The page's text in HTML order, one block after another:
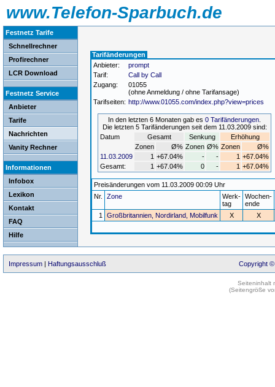
www.Telefon-Sparbuch.de
Festnetz Tarife
Schnellrechner
Profirechner
LCR Download
Festnetz Service
Anbieter
Tarife
Nachrichten
Vanity Rechner
Informationen
Infobox
Lexikon
Kontakt
FAQ
Hilfe
Tarifänderungen
Anbieter:
prompt
Tarif:
Call by Call
Zugang:
01055
(ohne Anmeldung / ohne Tarifansage)
Tarifseiten: http://www.01055.com/index.php?view=prices
In den letzten 6 Monaten gab es 0 Tarifänderungen
Die letzten 5 Tarifänderungen seit dem 11.03.2009 sind:
Datum
Gesamt Senkung
Erhöhung
Zonen
Ø% Zonen Ø% Zonen
Ø%
11.03.2009
1 +67.04% - - 1 +67.04%
Gesamt:
1 +67.04% 0 - 1 +67.04%
Preisänderungen vom 11.03.2009 00:09 Uhr
Nr.
Zone
Werk-
tag
Wochen-
ende
1
Großbritannien, Nordirland, Mobilfunk X X
Impressum | Haftungsausschluß Copyright ©
Seiteninhalt
(Seitengröße